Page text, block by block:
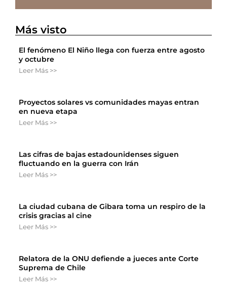
Más visto
El fenómeno El Niño llega con fuerza entre agosto
y octubre
Leer Más >>
Proyectos solares vs comunidades mayas entran
en nueva etapa
Leer Más >>
Las cifras de bajas estadounidenses siguen
fluctuando en la guerra con Irán
Leer Más >>
La ciudad cubana de Gibara toma un respiro de la
crisis gracias al cine
Leer Más >>
Relatora de la ONU defiende a jueces ante Corte
Suprema de Chile
Leer Más >>